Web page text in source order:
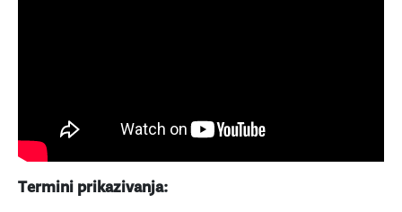
Termini prikazivanja: